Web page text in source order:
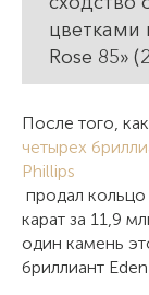
цветками
Rose 85»
После того,
четырех
Phillips
продал
карат за 11,9
один камень
бриллиант Eden